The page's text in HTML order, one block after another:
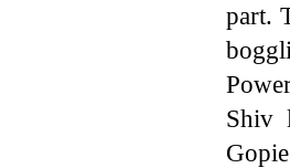
part.
Shiv